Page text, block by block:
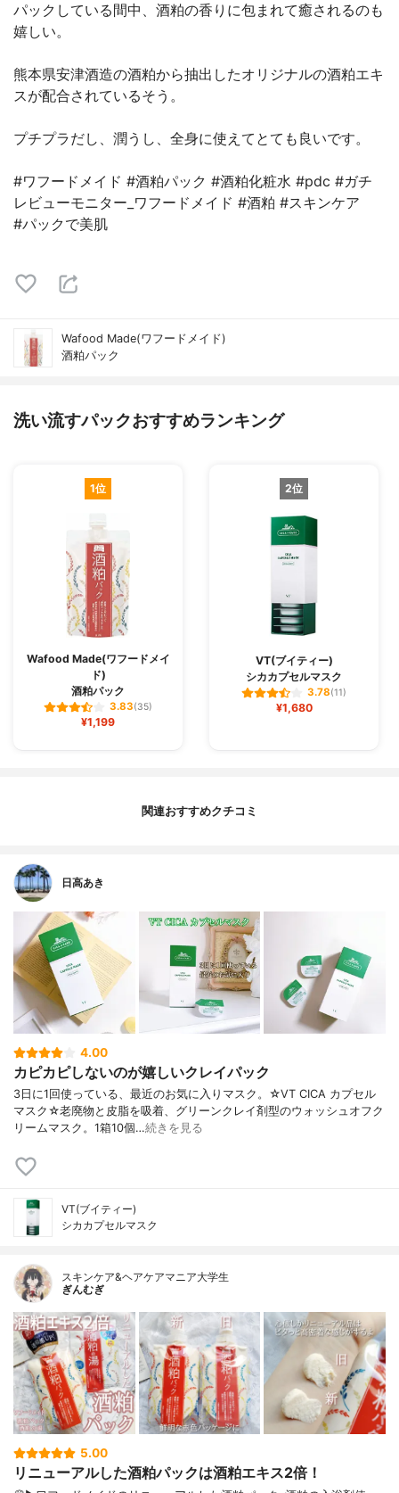
パックしている間中、酒粕の香りに包まれて癒されるのも
嬉しい。
熊本県安津酒造の酒粕から抽出したオリジナルの酒粕エキ
スが配合されているそう。
プチプラだし、潤うし、全身に使えてとても良いです。
#ワフードメイド #酒粕パック #酒粕化粧水 #pdc #ガチ
レビューモニター_ワフードメイド #酒粕 #スキンケア
#パックで美肌
Wafood Made(ワフードメイド)
酒粕パック
洗い流すパックおすすめランキング
1位
Wafood Made(ワフードメイ
ド)
酒粕パック
3.83(35)
¥1,199
2位
VT(ブイティー)
シカカプセルマスク
3.78(11)
¥1,680
関連おすすめクチコミ
日高あき
4.00
カピカピしないのが嬉しいクレイパック
3日に1回使っている、最近のお気に入りマスク。☆VT CICA カプセル
マスク☆老廃物と皮脂を吸着、グリーンクレイ剤型のウォッシュオフク
リームマスク。1箱10個…続きを見る
VT(ブイティー)
シカカプセルマスク
スキンケア&ヘアケアマニア大学生
ぎんむぎ
5.00
リニューアルした酒粕パックは酒粕エキス2倍！